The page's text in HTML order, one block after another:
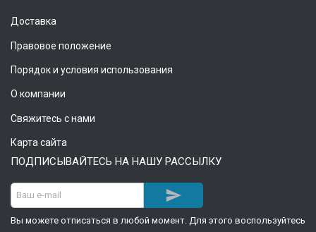
Доставка
Правовое положение
Порядок и условия использования
О компании
Свяжитесь с нами
Карта сайта
ПОДПИСЫВАЙТЕСЬ НА НАШУ РАССЫЛКУ

Вы можете отписаться в любой момент. Для этого воспользуйтесь